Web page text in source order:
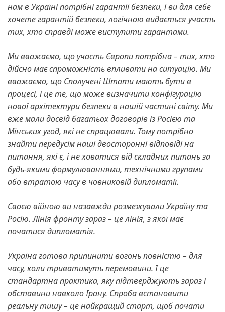
нам в Україні потрібні гарантії безпеки, і ви для себе
хочете гарантій безпеки, логічною видається участь
тих, хто справді може виступити гарантами.
Ми вважаємо, що участь Європи потрібна – тих, хто
дійсно має спроможність впливати на ситуацію. Ми
вважаємо, що Сполучені Штати мають бути в
процесі, і це те, що може визначити конфігурацію
нової архітектури безпеки в нашій частині світу. Ми
вже мали досвід багатьох договорів із Росією та
Мінських угод, які не спрацювали. Тому потрібно
знайти передусім наші двосторонні відповіді на
питання, які є, і не ховатися від складних питань за
будь-якими формулюваннями, технічними групами
або втратою часу в човниковій дипломатії.
Своєю війною ви назавжди розмежували Україну та
Росію.Лінія фронту зараз – це лінія, з якої має
початися дипломатія.
Україна готова припинити вогонь повністю – для
часу, коли триватимуть перемовини. І це
стандартна практика, яку підтверджують зараз і
обставини навколо Ірану. Спроба встановити
реальну тишу – це найкращий старт, щоб почати